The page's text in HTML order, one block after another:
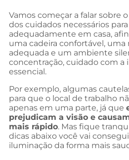
Vamos começar a falar sobre
dos cuidados necessários
adequadamente em casa,
uma cadeira confortável, uma
adequada e um ambiente
concentração, cuidado com a
essencial.
Por exemplo, algumas
para que o local de trabalho
apenas em uma parte, já que
prejudicam a visão e
mais rápido. Mas fique
dicas abaixo você vai
iluminação da forma mais